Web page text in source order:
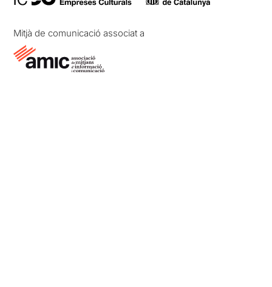
Mitjà de comunicació associat a